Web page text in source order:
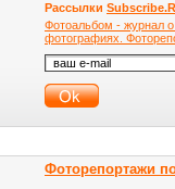
Рассылки
Фотоальбом - журнал
фотографиях.
Фоторепортажи